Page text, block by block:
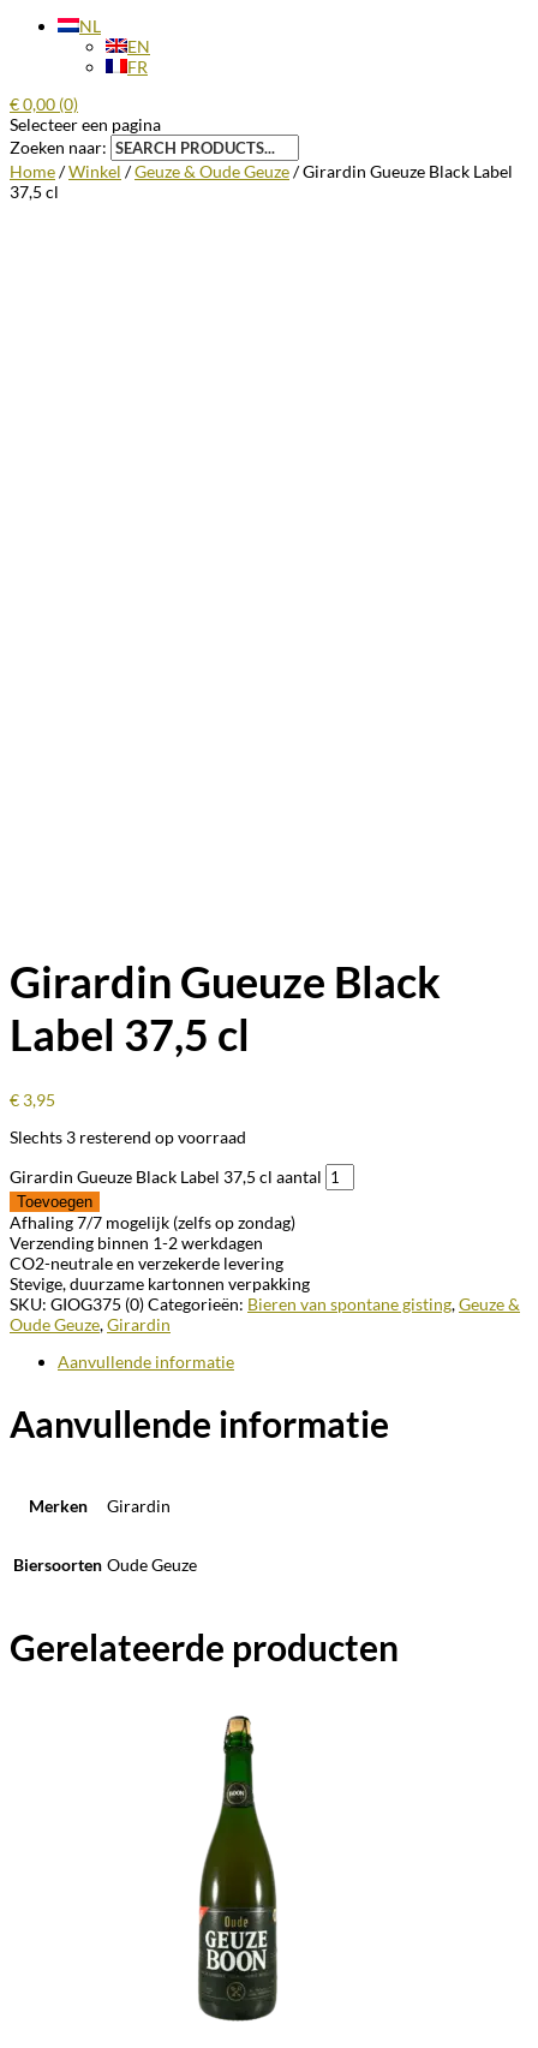
NL
EN
FR
€0,00 (0)
Selecteer een pagina
Zoeken naar:
Home/Winkel /Geuze & Oude Geuze/ Girardin Gueuze Black Label
37,5 cl
Girardin Gueuze Black
Label 37,5 cl
€ 3,95
Slechts 3 resterend op voorraad
Girardin Gueuze Black Label 37,5 cl aantal
Toevoegen
Afhaling 7/7 mogelijk (zelfs op zondag)
Verzending binnen 1-2 werkdagen
CO2-neutrale en verzekerde levering
Stevige, duurzame kartonnen verpakking
SKU: GIOG375 (0)Categorieën: Bieren van spontane gisting,Geuze &
Oude Geuze,Girardin
Aanvullende informatie
Aanvullende informatie
Merken Girardin
Biersoorten Oude Geuze
Gerelateerde producten